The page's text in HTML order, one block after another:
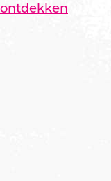
ontdekken